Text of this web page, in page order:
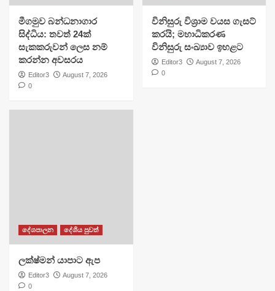
මීගමුව බන්ධනාගාර
සිද්ධිය: තවත් 24ක්
සැකකරුවන් ලෙස නම්
කරන්න අවසරය
Editor3
August 7, 2026
0
විනිසුරු විශ්‍රාම වයස ගැසට්
කරයි; මහාධිකරණ
විනිසුරු සංඛ්‍යාව ඉහළට
Editor3
August 7, 2026
0
දේශපාලන දේශීය පුවත්
ලක්ෂ්මන් යාපාට ඇප
Editor3
August 7, 2026
0